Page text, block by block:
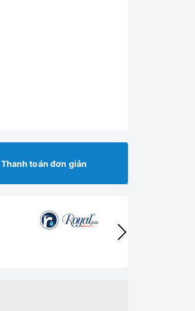
Thanh toán đơn giản